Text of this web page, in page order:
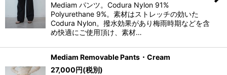
Mediam パンツ。Codura Nylon 91%
Polyurethane 9%。素材はストレッチの効いた
Codura Nylon。撥水効果があり梅雨時期などを含
め快適にご使用頂け、素材…
Mediam Removable Pants・Cream
27,000円(税別)